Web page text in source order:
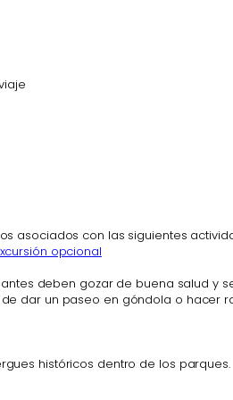
asociados con las siguientes
opcional
deben gozar de buena salud
dar un paseo en góndola o hacer
históricos dentro de los parques.